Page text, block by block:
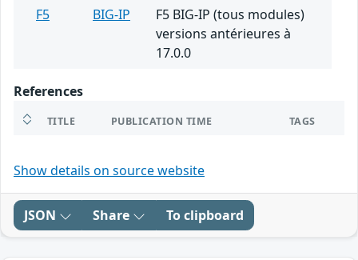
F5
BIG-IP
F5 BIG-IP (tous modules)
versions antérieures à
17.0.0
References
TITLE PUBLICATION TIME TAGS
Show details on source website
JSON Share To clipboard